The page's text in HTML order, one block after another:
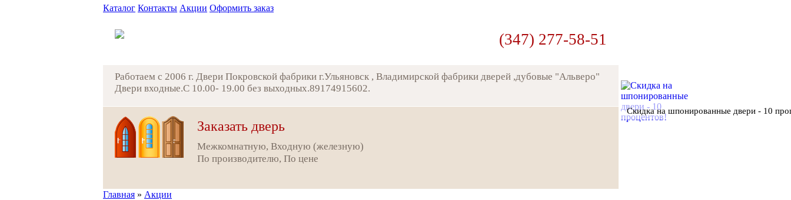
Каталог Контакты Акции Оформить заказ
(347) 277-58-51
Работаем с 2006 г. Двери Покровской фабрики г.Ульяновск , Владимирской фабрики дверей ,дубовые "Альверо"
Двери входные.С 10.00- 19.00 без выходных.89174915602.
Заказать дверь
Межкомнатную, Входную (железную)
По производителю, По цене
Скидка на шпонированные двери - 10
Главная » Акции